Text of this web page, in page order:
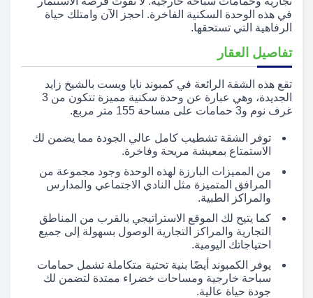
في هذه الوحدة السكنية الفاخرة. احجز الآن وامتلك حياة
الرفاهية التي تستحقها.
تفاصيل العقار
تقع هذه الشقة الرائعة في كمبوند نايا ويست بالشيخ زايد
الجديدة، وهي عبارة عن وحدة سكنية مميزة تتكون من 3
غرف نوم و3 حمامات على مساحة 155 متر مربع.
توفر الشقة تشطيب كامل عالي الجودة مما يضمن لك
الاستمتاع بمعيشة مريحة وفاخرة.
من المميزات البارزة لهذه الوحدة وجود مجموعة من
المرافق المتميزة مثل النادي الاجتماعي والمدارس
والمراكز الطبية.
كما يتيح لك الموقع الاستراتيجي بالقرب من المناطق
التجارية والمراكز التجارية الوصول بسهولة إلى جميع
احتياجاتك اليومية.
يوفر الكمبوند أيضًا بنية تحتية متكاملة تشمل حمامات
سباحة خارجية ومساحات خضراء ممتدة لتضمن لك
جودة حياة عالية.